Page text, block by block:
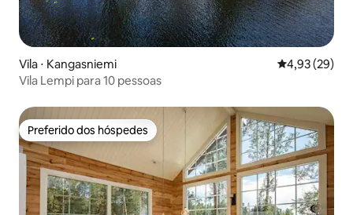
Vila ⋅ Kangasniemi 4,93 de uma
4,93 (29)
Vila Lempi para 10 pessoas
Preferido dos hóspedes
Preferido dos hóspedes